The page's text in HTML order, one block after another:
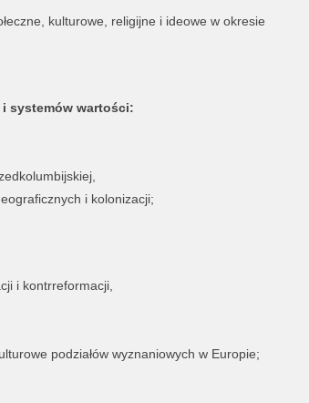
kulturowe, religijne i ideowe w okresie
systemów wartości:
i kolonizacji;
i kontrreformacji,
podziałów wyznaniowych w Europie;